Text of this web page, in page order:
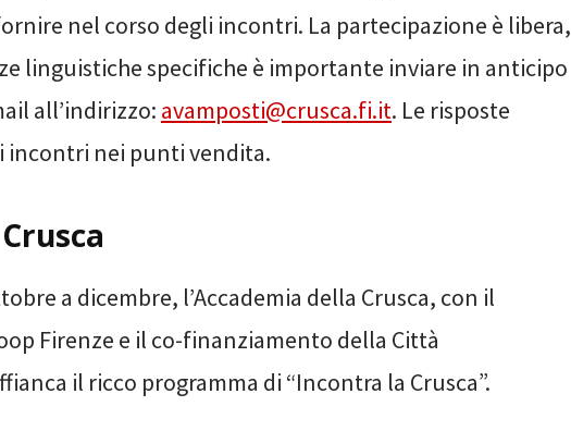
nel corso degli incontri. La partecipazione è libera,
linguistiche specifiche è importante inviare in anticipo
all’indirizzo: avamposti@crusca.fi.it. Le risposte
incontri nei punti vendita.
a dicembre, l’Accademia della Crusca, con il
Firenze e il co-finanziamento della Città
il ricco programma di “Incontra la Crusca”.